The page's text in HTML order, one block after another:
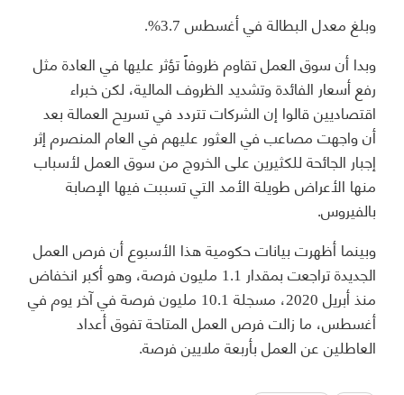
وبلغ معدل البطالة في أغسطس 3.7%.
وبدا أن سوق العمل تقاوم ظروفاً تؤثر عليها في العادة مثل
رفع أسعار الفائدة وتشديد الظروف المالية، لكن خبراء
اقتصاديين قالوا إن الشركات تتردد في تسريح العمالة بعد
أن واجهت مصاعب في العثور عليهم في العام المنصرم إثر
إجبار الجائحة للكثيرين على الخروج من سوق العمل لأسباب
منها الأعراض طويلة الأمد التي تسببت فيها الإصابة
بالفيروس.
وبينما أظهرت بيانات حكومية هذا الأسبوع أن فرص العمل
الجديدة تراجعت بمقدار 1.1 مليون فرصة، وهو أكبر انخفاض
منذ أبريل 2020، مسجلة 10.1 مليون فرصة في آخر يوم في
أغسطس، ما زالت فرص العمل المتاحة تفوق أعداد
العاطلين عن العمل بأربعة ملايين فرصة.